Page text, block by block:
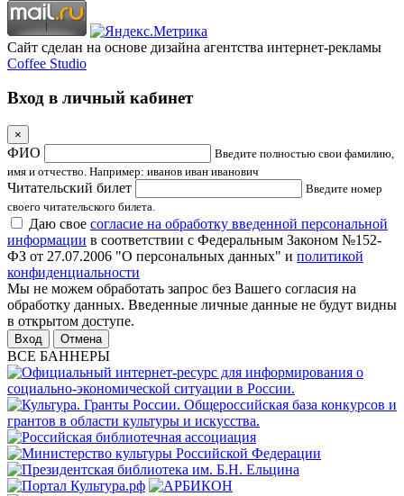
Сайт сделан на основе дизайна агентства интернет-рекламы
Coffee Studio
Вход в личный кабинет
×
ФИО
Введите полностью свои фамилию,
имя и отчество. Например: иванов иван иванович
Читательский билет
Введите номер
своего читательского билета.
Даю свое согласие на обработку введенной персональной
информации в соответствии с Федеральным Законом №152-
ФЗ от 27.07.2006 "О персональных данных" и политикой
конфиденциальности
Мы не можем обработать запрос без Вашего согласия на
обработку данных. Введенные личные данные не будут видны
в открытом доступе.
Отмена
ВСЕ БАННЕРЫ